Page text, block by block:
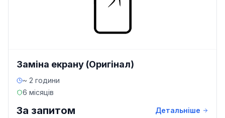
Заміна екрану (Оригінал)
~ 2 години
6 місяців
За запитом Детальніше